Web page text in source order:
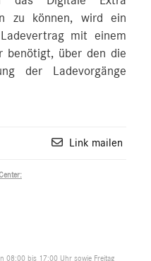
zu können, wird ein
mit einem
benötigt, über den die
der Ladevorgänge
Link mailen
08:00 bis 17:00 Uhr sowie Freitag